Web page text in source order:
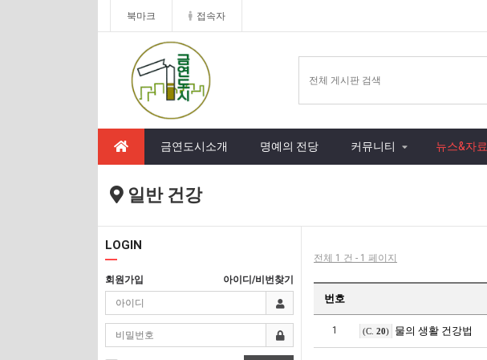
북마크 접속자
금연도시소개 명예의 전당 커뮤니티 뉴스&자료
일반 건강
LOGIN
회원가입 아이디/비번찾기
전체 1 건 - 1 페이지
번호
1 (C. 20) 물의 생활 건강법